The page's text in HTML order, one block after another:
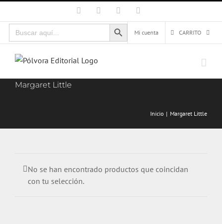
al
contenido
Facebook Instagram
Buscar:
Botón de búsqueda
Mi cuenta
CARRITO
Margaret Little
Inicio Margaret Little
No se han encontrado productos que coincidan
con tu selección.